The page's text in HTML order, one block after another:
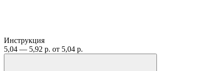
Инструкция
5,04 — 5,92 р. от 5,04 р.